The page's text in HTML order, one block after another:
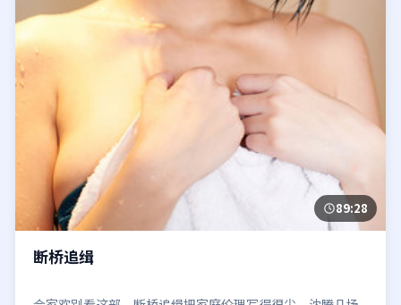
89:28
断桥追缉